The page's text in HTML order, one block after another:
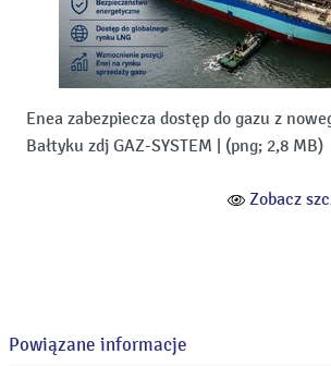
Enea zabezpiecza dostęp do gazu z
Bałtyku zdj GAZ-SYSTEM
(png; 2,8 MB)
Zobacz
Powiązane informacje